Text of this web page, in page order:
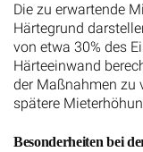
Die zu erwartende
Härtegrund
von etwa 30% des
Härteeinwand
der Maßnahmen zu
spätere
Besonderheiten bei